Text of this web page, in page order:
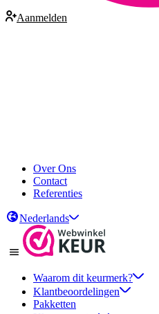
Aanmelden
Over Ons
Contact
Referenties
Nederlands
Waarom dit keurmerk?
Klantbeoordelingen
Pakketten